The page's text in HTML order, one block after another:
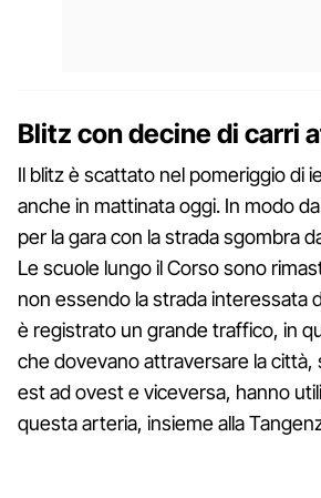
Blitz con decine di carri
Il blitz è scattato nel pomeriggio di
anche in mattinata oggi. In modo
per la gara con la strada sgombra
Le scuole lungo il Corso sono
non essendo la strada interessata
è registrato un grande traffico, in
che dovevano attraversare la città,
est ad ovest e viceversa, hanno
questa arteria, insieme alla